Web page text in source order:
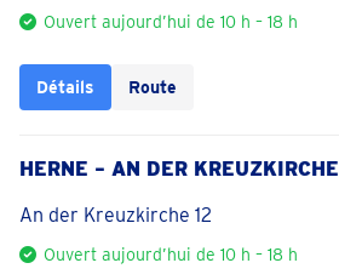
Ouvert aujourd’hui de 10 h – 18 h
Détails Route
HERNE – AN DER KREUZKIRCHE
An der Kreuzkirche 12
Ouvert aujourd’hui de 10 h – 18 h